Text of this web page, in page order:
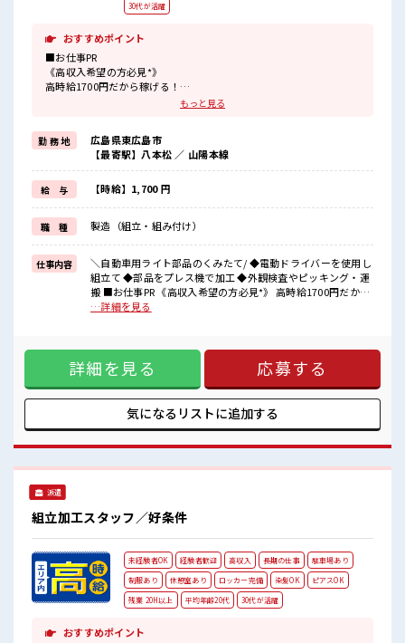
30代が活躍
おすすめポイント
■お仕事PR
《高収入希望の方必見*》
高時給1700円だから稼げる！
さらに残業は月20時間以上あります♪
《教育体制ばっちり*》
イチからスキルUPできる！
初日は座学で安全教育！
2日目からは先輩がそばにいて教えてくれます！
未経験でも安心してスタートできますね◎
《土日やすみのお仕事*》
家族や友達との予定が合わせやすいからプライベートも充実♪
《無料の駐車場あります*》
バイク・マイカーで通勤できます！
日ごろのお買い物もラクラクですね★
■職場の雰囲気
《10代～30代の方活躍中》
持ち物が多くてもあんしんですね♪
うれしい髪型・髪色自由！
周辺は業務スーパー・コンビニ・郵便局があるから充実度バツグン
☆
もっと見る
勤 務 地
広島県東広島市
【最寄駅】八本松 ／ 山陽本線
給 与 【時給】1,700 円
職 種 製造（組立・組み付け）
仕事内容
＼自動車用ライト部品のくみたて/ ◆電動ドライバーを使用し
組立て ◆部品をプレス機で加工 ◆外観検査やピッキング・運
搬 ■お仕事PR 《高収入希望の方必見*》 高時給1700円だから
稼げる！ さらに残業は月20時間以上あります♪ 頑張りが返っ
は先輩がそばにいて教えてくれます！ 未経験でも安心してス
タートできますね◎ 《土日やすみのお仕事*》 家族や友達と
の予定が合わせやすいからプライベートも充実♪ 《無料の駐
車場あります*》 バイク・マイカーで通勤できます！ 日ごろ
のお買い物もラクラクですね★ ■職場の雰囲気 《10代～30代
の方活躍中》 動きやすい制服が無料で貸与★ 休憩室・ロッカ
髪色自由！ 周辺は業務スーパー・コンビニ・郵便局があるか
ら充実度バツグン☆
…詳細を見る
詳細を見る 応募する
気になるリストに追加する
派遣
組立加工スタッフ／好条件
未経験者OK 経験者歓迎 高収入 長期の仕事
駐車場あり
制服あり
休憩室あり ロッカー完備 染髪OK
ピアスOK
残業 20H以上
平均年齢20代 30代が活躍
おすすめポイント